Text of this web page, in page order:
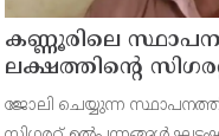
കണ്ണൂരിലെ
ലക്ഷത്തിന്റെ
സ്വദേശിയായ
തെങ്കാശിയിൽ
ജോലി ചെയ്യുന്ന